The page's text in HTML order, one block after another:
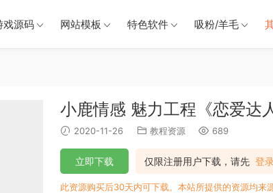
戏源码 网站模板 特色软件 吸粉/羊毛
小鹿情感 魅力工程《恋爱达
2020-11-26 教程资源 689
仅限注册用户下载，请先 登
立即下载
此资源购买后30天内可下载。本站所提供的资源均